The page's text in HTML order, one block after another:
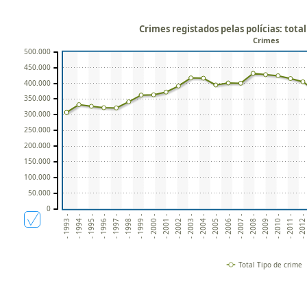
- 1993 - - 1994 - - 1995 - - 1996 - - 1997 - - 1998 - - 1999 - - 2000 - - 2001 - - 2002 - - 2003 - - 2004 - - 2005 - - 2006 - - 2007 - - 2008 - - 2009 - - 2010 - - 2011 - - 2012 -
Crimes registados pelas polícias:
Crimes
0
50.000
100.000
150.000
200.000
250.000
300.000
350.000
400.000
450.000
500.000
Total Tipo de crime